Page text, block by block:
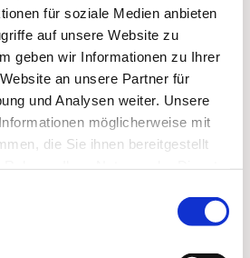
für soziale Medien anbieten
auf unsere Website zu
geben wir Informationen zu Ihrer
an unsere Partner für
und Analysen weiter. Unsere
möglicherweise mit
die Sie ihnen bereitgestellt